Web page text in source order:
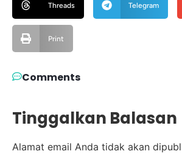
Threads Telegram
Print
Comments
Tinggalkan Balasan
Alamat email Anda tidak akan